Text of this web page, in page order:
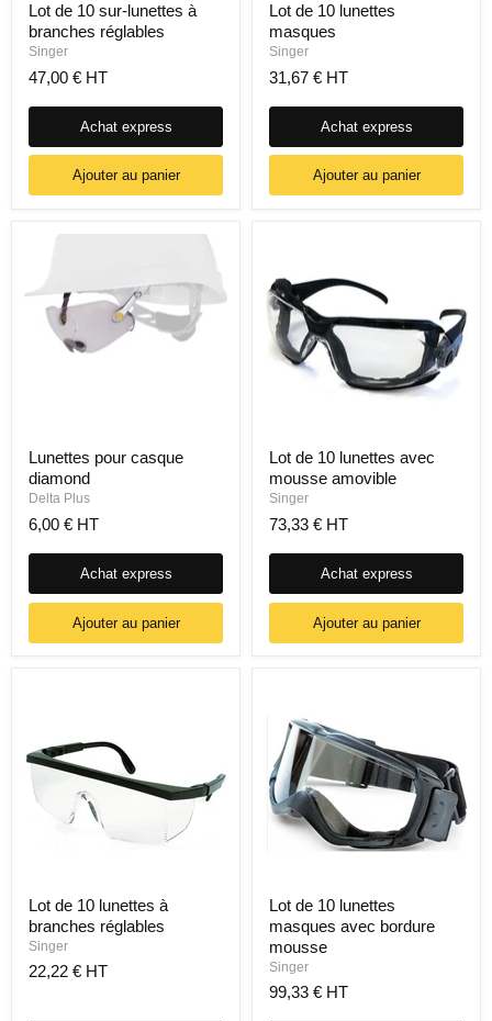
Lot de 10 sur-lunettes à
branches réglables
Singer
47,00 € HT
Achat express
Ajouter au panier
Lot de 10 lunettes
masques
Singer
31,67 € HT
Achat express
Ajouter au panier
Lunettes pour casque
diamond
Delta Plus
6,00 € HT
Achat express
Ajouter au panier
Lot de 10 lunettes avec
mousse amovible
Singer
73,33 € HT
Achat express
Ajouter au panier
Lot de 10 lunettes à
branches réglables
Singer
22,22 € HT
Lot de 10 lunettes
masques avec bordure
mousse
Singer
99,33 € HT